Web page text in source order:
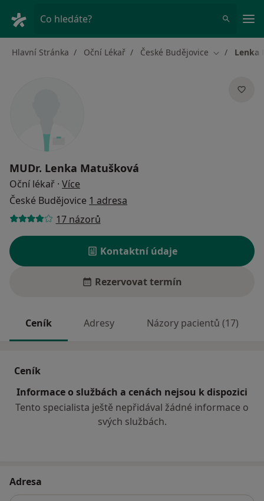
Co hledáte?
Hlavní Stránka Oční Lékař České Budějovice ZměnaLenka
MUDr. Lenka Matušková
Oční lékař · Více
České Budějovice 1 adresa
17 názorů
Kontaktní údaje
Rezervovat termín
Ceník Adresy Názory pacientů (17)
Ceník
Informace o službách a cenách nejsou k dispozici
Tento specialista ještě nepřidával žádné informace o
svých službách.
Adresa